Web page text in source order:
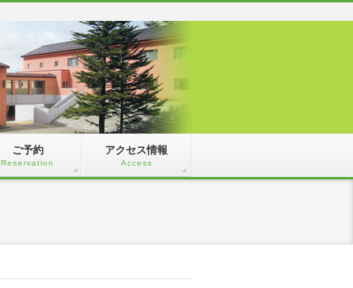
ご予約
Reservation
アクセス情報
Access